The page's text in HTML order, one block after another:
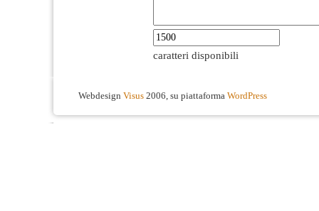
caratteri disponibili
Webdesign Visus 2006, su piattaforma WordPress